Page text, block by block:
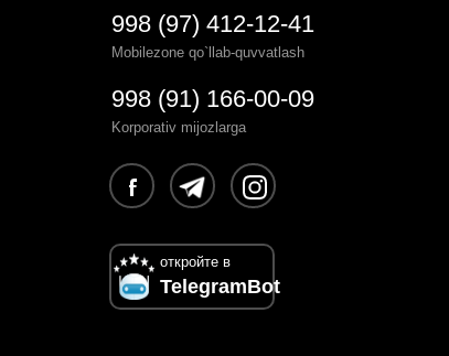
998 (97) 412-12-41
Mobilezone qo`llab-quvvatlash
998 (91) 166-00-09
Korporativ mijozlarga
откройте в
TelegramBot